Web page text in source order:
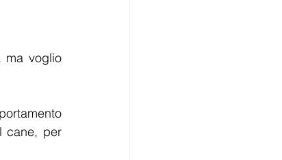
ma voglio
cane, per